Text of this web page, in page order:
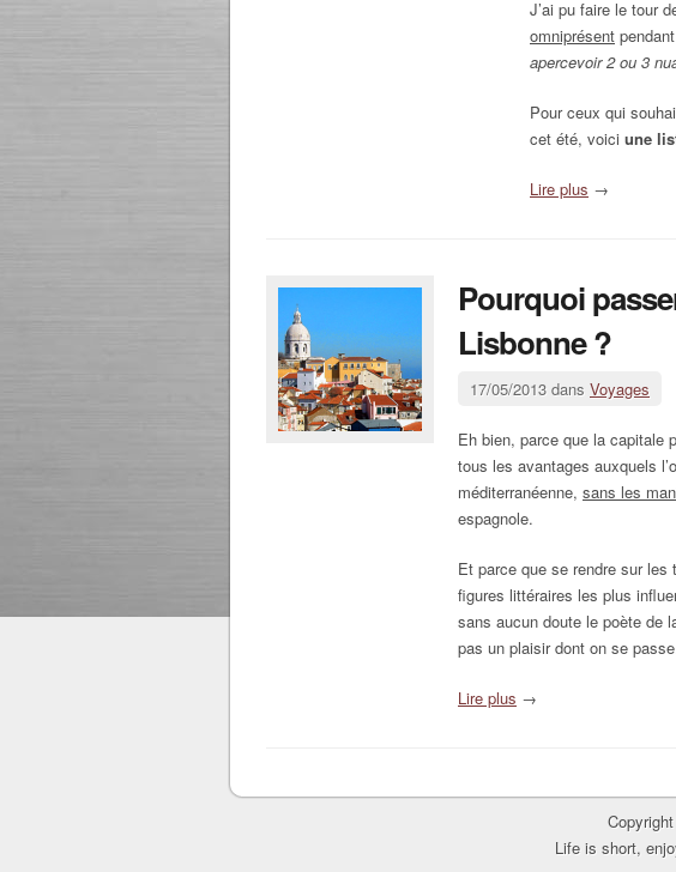
J’ai pu faire le tour
omniprésent
apercevoir 2 ou 3
Pour ceux qui
cet été, voici une
Lire plus →
Pourquoi
Lisbonne ?
17/05/2013 dans Voyages
Eh bien, parce que la capitale
tous les avantages auxquels
méditerranéenne, sans les
espagnole.
Et parce que se rendre sur les
figures littéraires les plus
sans aucun doute le poète de
pas un plaisir dont on se
Lire plus →
Life is short,